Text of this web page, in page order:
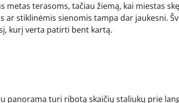
metas terasoms, tačiau žiemą, kai miestas
stiklinėmis sienomis tampa dar jaukesni.
kurį verta patirti bent kartą.
panorama turi ribotą skaičių staliukų prie